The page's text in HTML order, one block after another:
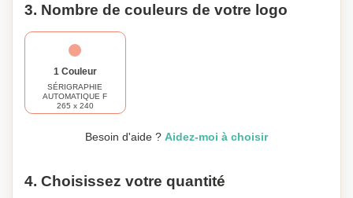
3. Nombre de couleurs de votre logo
1 Couleur
SÉRIGRAPHIE
AUTOMATIQUE F
265 x 240
Besoin d'aide ? Aidez-moi à choisir
4. Choisissez votre quantité